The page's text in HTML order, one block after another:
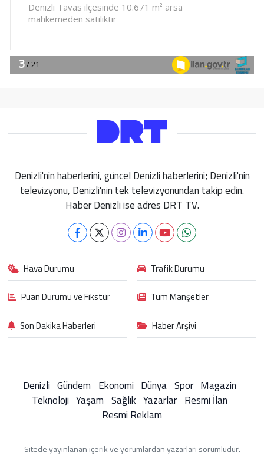
Denizli'nin haberlerini, güncel Denizli haberlerini; Denizli'nin
televizyonu, Denizli'nin tek televizyonundan takip edin.
Haber Denizli ise adres DRT TV.
Hava Durumu
Trafik Durumu
Puan Durumu ve Fikstür
Tüm Manşetler
Son Dakika Haberleri
Haber Arşivi
Denizli Gündem Ekonomi Dünya Spor Magazin
Teknoloji Yaşam Sağlık Yazarlar Resmi İlan
Resmi Reklam
Sitede yayınlanan içerik ve yorumlardan yazarları sorumludur.